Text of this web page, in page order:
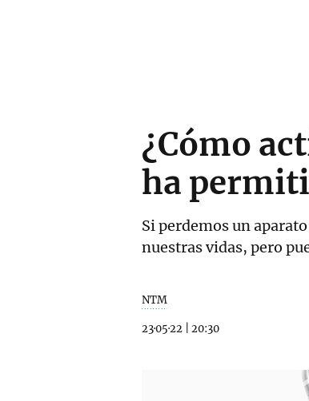
¿Cómo
ha
Si perdemos un
nuestras vidas, pero
NTM
23·05·22 20:30